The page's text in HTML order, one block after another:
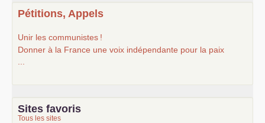
Pétitions, Appels
Unir les communistes !
Donner à la France une voix indépendante pour la paix
Sites favoris
Tous les sites